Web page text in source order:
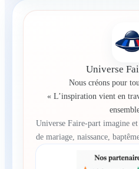
Universe
Nous créons pour
« L’inspiration vient en
Universe Faire-part imagine
de mariage, naissance,